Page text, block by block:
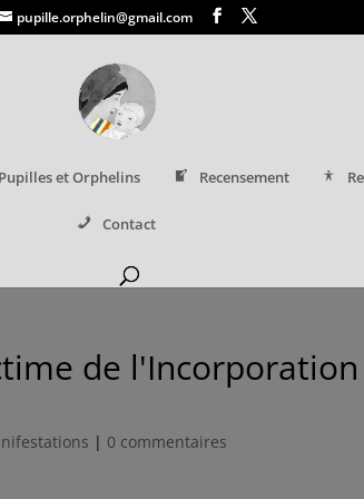
pupille.orphelin@gmail.com
Pupilles et Orphelins Recensement
Contact
de l'Incorporation
| 0 commentaires